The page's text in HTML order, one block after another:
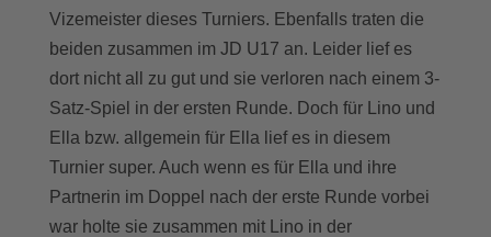
Vizemeister dieses Turniers. Ebenfalls traten die
beiden zusammen im JD U17 an. Leider lief es
dort nicht all zu gut und sie verloren nach einem 3-
Satz-Spiel in der ersten Runde. Doch für Lino und
Ella bzw. allgemein für Ella lief es in diesem
Turnier super. Auch wenn es für Ella und ihre
Partnerin im Doppel nach der erste Runde vorbei
war holte sie zusammen mit Lino in der